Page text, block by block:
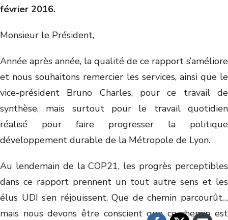
février 2016.
Monsieur le Président,
Année après année, la qualité de ce rapport s’améliore
et nous souhaitons remercier les services, ainsi que le
vice-président Bruno Charles, pour ce travail de
synthèse, mais surtout pour le travail quotidien
réalisé pour faire progresser la politique
développement durable de la Métropole de Lyon.
Au lendemain de la COP21, les progrès perceptibles
dans ce rapport prennent un tout autre sens et les
élus UDI s’en réjouissent. Que de chemin parcourût…
mais nous devons être conscient que ce chemin est